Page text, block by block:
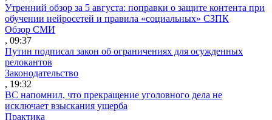
Утренний обзор за 5 августа: поправки о защите контента при
обучении нейросетей и правила «социальных» СЗПК
Обзор СМИ
, 09:37
Путин подписал закон об ограничениях для осужденных
релокантов
Законодательство
, 19:32
ВС напомнил, что прекращение уголовного дела не
исключает взыскания ущерба
Практика